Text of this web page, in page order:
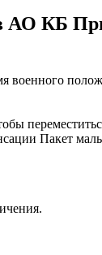
КБ
Пакет